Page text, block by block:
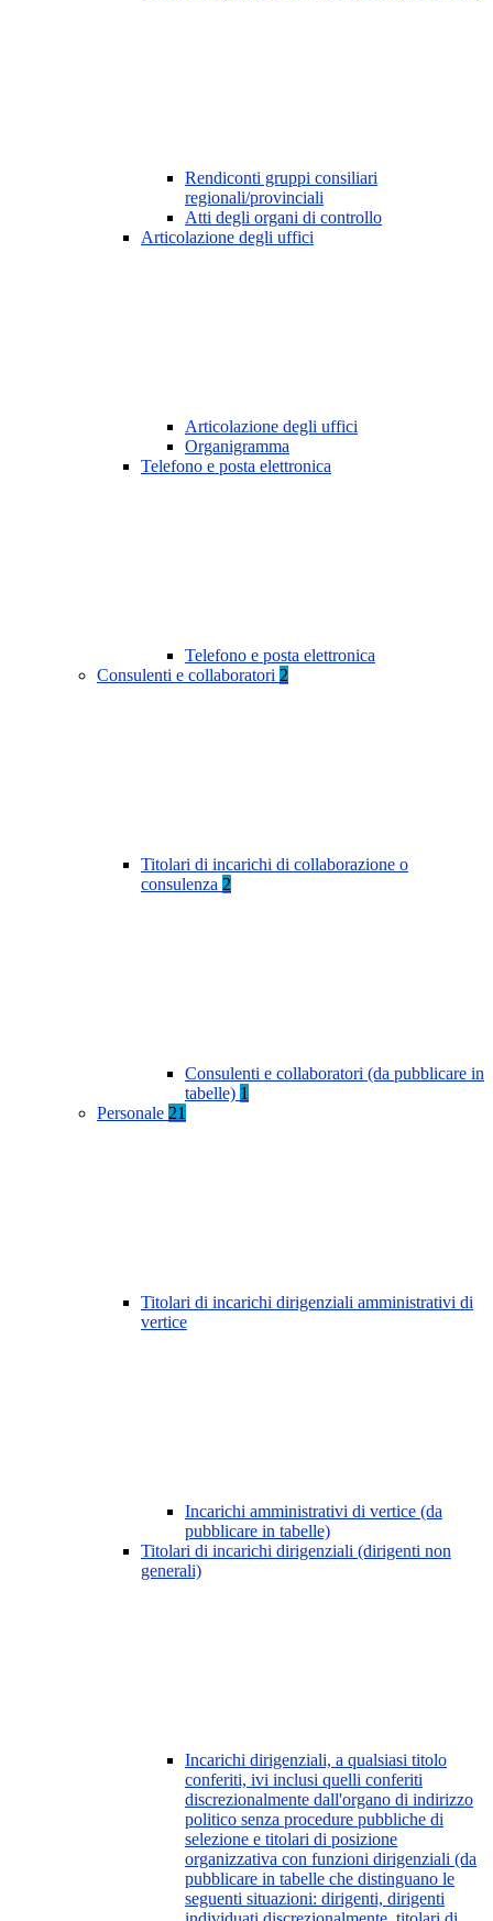
Rendiconti gruppi consiliari
regionali/provinciali
Atti degli organi di controllo
Articolazione degli uffici
Articolazione degli uffici
Organigramma
Telefono e posta elettronica
Telefono e posta elettronica
Consulenti e collaboratori 2
Titolari di incarichi di collaborazione o
consulenza 2
Consulenti e collaboratori (da pubblicare in
tabelle) 1
Personale 21
Titolari di incarichi dirigenziali amministrativi di
vertice
Incarichi amministrativi di vertice (da
pubblicare in tabelle)
Titolari di incarichi dirigenziali (dirigenti non
generali)
Incarichi dirigenziali, a qualsiasi titolo
conferiti, ivi inclusi quelli conferiti
discrezionalmente dall'organo di indirizzo
politico senza procedure pubbliche di
selezione e titolari di posizione
organizzativa con funzioni dirigenziali (da
pubblicare in tabelle che distinguano le
seguenti situazioni: dirigenti, dirigenti